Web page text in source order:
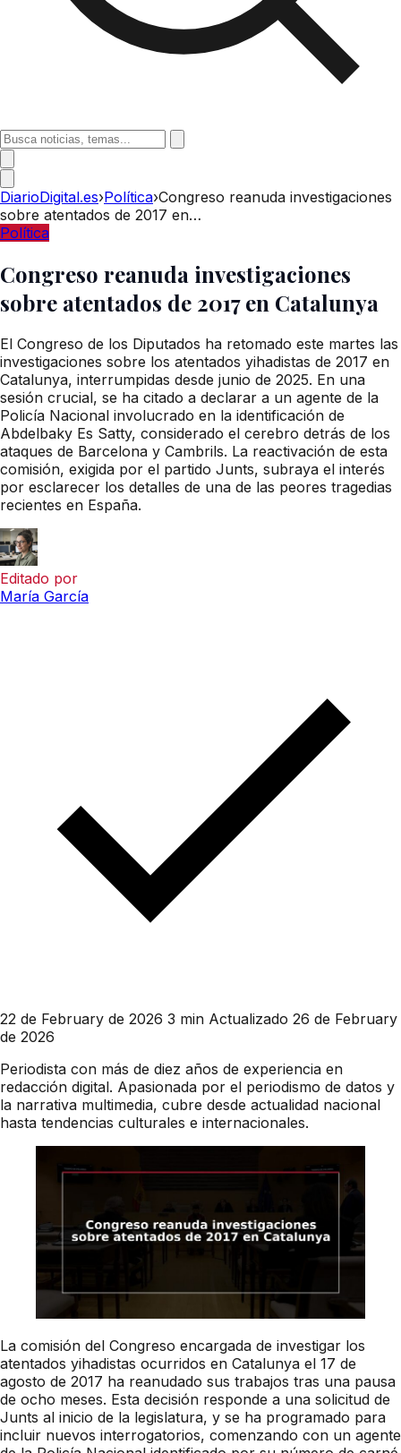
DiarioDigital.es›Política›Congreso reanuda investigaciones
sobre atentados de 2017 en…
Política
Congreso reanuda investigaciones
sobre atentados de 2017 en Catalunya
El Congreso de los Diputados ha retomado este martes las
investigaciones sobre los atentados yihadistas de 2017 en
Catalunya, interrumpidas desde junio de 2025. En una
sesión crucial, se ha citado a declarar a un agente de la
Policía Nacional involucrado en la identificación de
Abdelbaky Es Satty, considerado el cerebro detrás de los
ataques de Barcelona y Cambrils. La reactivación de esta
comisión, exigida por el partido Junts, subraya el interés
por esclarecer los detalles de una de las peores tragedias
recientes en España.
Editado por
María García
22 de February de 2026 3 min Actualizado 26 de February
de 2026
Periodista con más de diez años de experiencia en
redacción digital. Apasionada por el periodismo de datos y
la narrativa multimedia, cubre desde actualidad nacional
hasta tendencias culturales e internacionales.
La comisión del Congreso encargada de investigar los
atentados yihadistas ocurridos en Catalunya el 17 de
agosto de 2017 ha reanudado sus trabajos tras una pausa
de ocho meses. Esta decisión responde a una solicitud de
Junts al inicio de la legislatura, y se ha programado para
incluir nuevos interrogatorios, comenzando con un agente